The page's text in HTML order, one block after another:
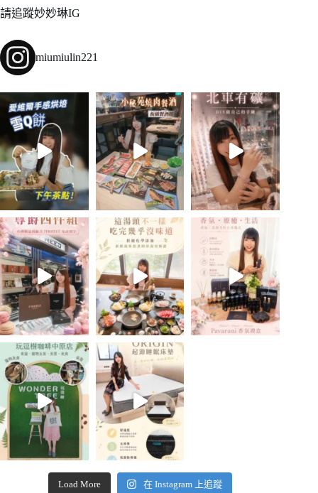
請追蹤妙妙琳IG
miumiulin221
Load More 在 Instagram 上追蹤